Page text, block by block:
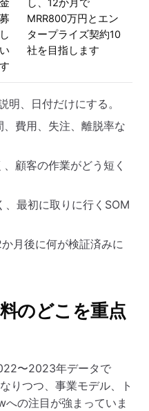
し、12か月で
MRR800万円とエン
タープライズ契約10
社を目指します
明、日付だけにする。
費用、失注、離脱率な
顧客の作業がどう短く
最初に取りに行くSOM
月後に何が検証済みに
のどこを重点
〜2023年データで
りつつ、事業モデル、ト
の注目が強まっていま